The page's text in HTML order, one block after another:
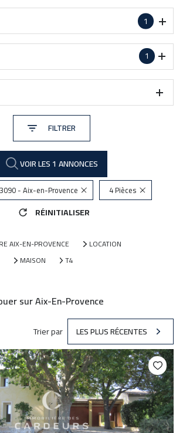
1
1
FILTRER
VOIR LES1 ANNONCES
- Aix-en-Provence 4 Pièces
RÉINITIALISER
AIX-EN-PROVENCE
LOCATION
MAISON T4
sur Aix-En-Provence
Trier par LES PLUS RÉCENTES